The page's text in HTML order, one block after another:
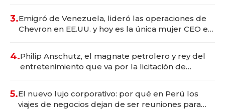
3.Emigró de Venezuela, lideró las operaciones de
Chevron en EE.UU. y hoy es la única mujer CEO en
4.Philip Anschutz, el magnate petrolero y rey del
entretenimiento que va por la licitación de
5.El nuevo lujo corporativo: por qué en Perú los
viajes de negocios dejan de ser reuniones para